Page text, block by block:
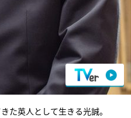
た英人として生きる光誠。